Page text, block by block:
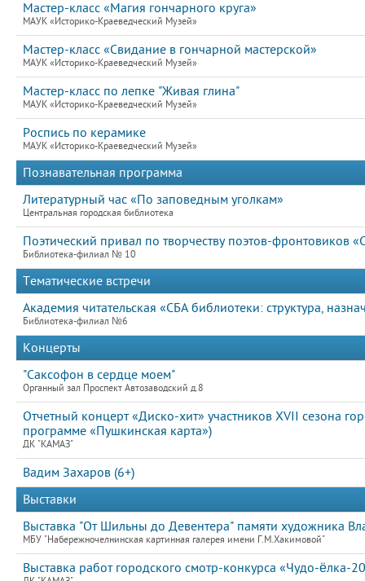
Мастер-класс «Магия гончарного круга»
МАУК «Историко-Краеведческий Музей»
Мастер-класс «Свидание в гончарной мастерской»
МАУК «Историко-Краеведческий Музей»
Мастер-класс по лепке "Живая глина"
МАУК «Историко-Краеведческий Музей»
Роспись по керамике
МАУК «Историко-Краеведческий Музей»
Познавательная программа
Литературный час «По заповедным уголкам»
Центральная городская библиотека
Поэтический привал по творчеству поэтов-фронтовиков
Библиотека-филиал № 10
Тематические встречи
Академия читательская «СБА библиотеки: структура,
Библиотека-филиал №6
Концерты
"Саксофон в сердце моем"
Органный зал Проспект Автозаводский д.8
Отчетный концерт «Диско-хит» участников XVII сезона
программе «Пушкинская карта»)
ДК "КАМАЗ"
Вадим Захаров (6+)
Выставки
Выставка "От Шильны до Девентера" памяти художника
МБУ "Набережночелнинская картинная галерея имени Г.М.Хакимовой"
Выставка работ городского смотр-конкурса «Чудо-ёлка-